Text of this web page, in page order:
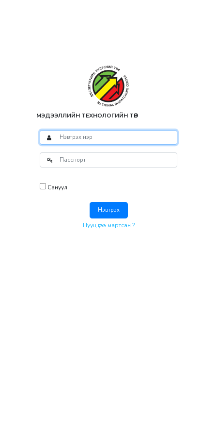
МЭДЭЭЛЛИЙН ТЕХНОЛОГИЙН ТӨВ
Сануул
Нэвтрэх
Нууц үгээ мартсан ?